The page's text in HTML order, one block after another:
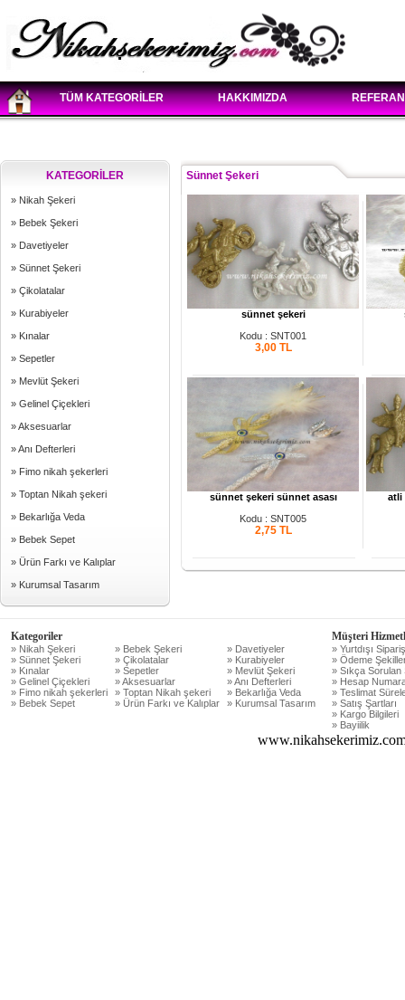
TÜM KATEGORİLER HAKKIMIZDA
KATEGORİLER
» Nikah Şekeri
» Bebek Şekeri
» Davetiyeler
» Sünnet Şekeri
» Çikolatalar
» Kurabiyeler
» Kınalar
» Sepetler
» Mevlüt Şekeri
» Gelinel Çiçekleri
» Aksesuarlar
» Anı Defterleri
» Fimo nikah şekerleri
» Toptan Nikah şekeri
» Bekarlığa Veda
» Bebek Sepet
» Ürün Farkı ve Kalıplar
» Kurumsal Tasarım
Sünnet Şekeri
sünnet şekeri
Kodu : SNT001
3,00TL
sünnet şekeri sünnet asası
Kodu : SNT005
2,75TL
atli
Kategoriler
» Nikah Şekeri » Bebek Şekeri
» Davetiyeler
» Sünnet Şekeri
» Çikolatalar
» Kurabiyeler
» Kınalar
» Sepetler
» Mevlüt Şekeri
» Gelinel Çiçekleri
» Aksesuarlar
» Anı Defterleri
» Fimo nikah şekerleri
» Toptan Nikah şekeri
» Bekarlığa Veda
» Bebek Sepet
» Ürün Farkı ve Kalıplar » Kurumsal Tasarım
Müşteri
» Yurtdışı
» Ödeme
» Sıkça Sorulan
» Hesap
» Teslimat
» Satış Şartları
» Kargo Bilgileri
» Bayiilik